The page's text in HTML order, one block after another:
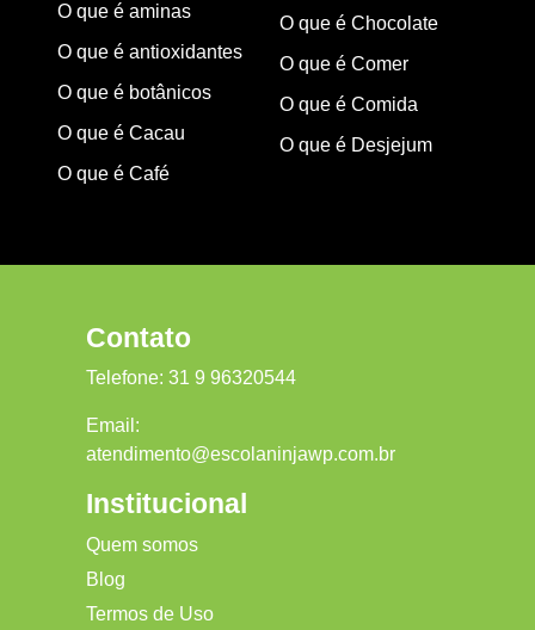
O que é aminas
O que é antioxidantes
O que é botânicos
O que é Cacau
O que é Café
O que é Chocolate
O que é Comer
O que é Comida
O que é Desjejum
Contato
Telefone: 31 9 96320544
Email:
atendimento@escolaninjawp.com.br
Institucional
Quem somos
Blog
Termos de Uso